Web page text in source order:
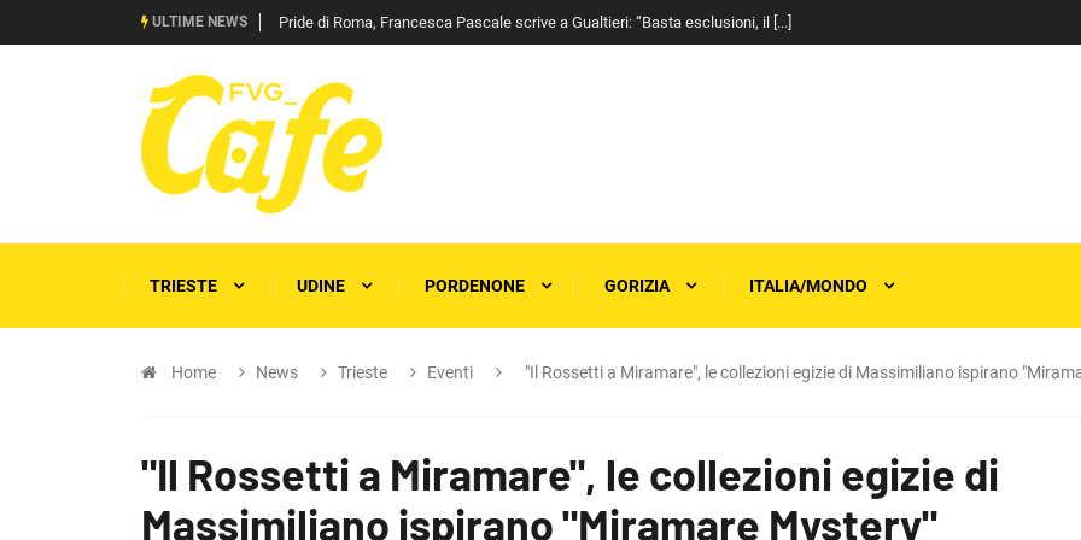
ULTIME NEWS Pride di Roma, Francesca Pascale scrive a Gualtieri: “Basta esclusioni, il [...]
TRIESTE UDINE PORDENONE GORIZIA ITALIA/MONDO
Home News Trieste Eventi "Il Rossetti a Miramare", le collezioni egizie di Massimiliano ispirano
"Il Rossetti a Miramare", le collezioni egizie di
Massimiliano ispirano "Miramare Mystery"